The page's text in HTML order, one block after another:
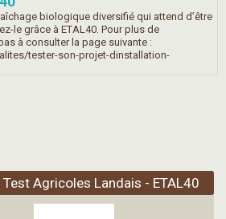
biologique diversifié qui attend d’être
le grâce à ETAL40. Pour plus de
à consulter la page suivante :
tester-son-projet-dinstallation-
Test Agricoles Landais - ETAL40